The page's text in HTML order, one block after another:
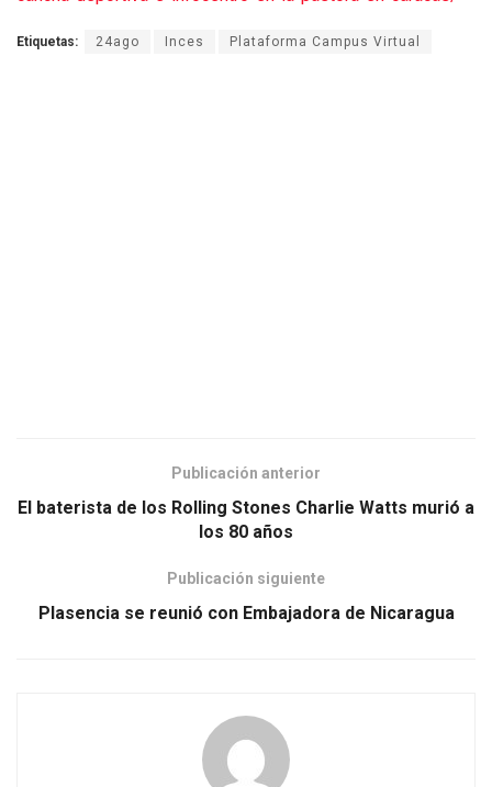
Etiquetas: 24ago Inces Plataforma Campus Virtual
Publicación anterior
El baterista de los Rolling Stones Charlie Watts murió a
los 80 años
Publicación siguiente
Plasencia se reunió con Embajadora de Nicaragua